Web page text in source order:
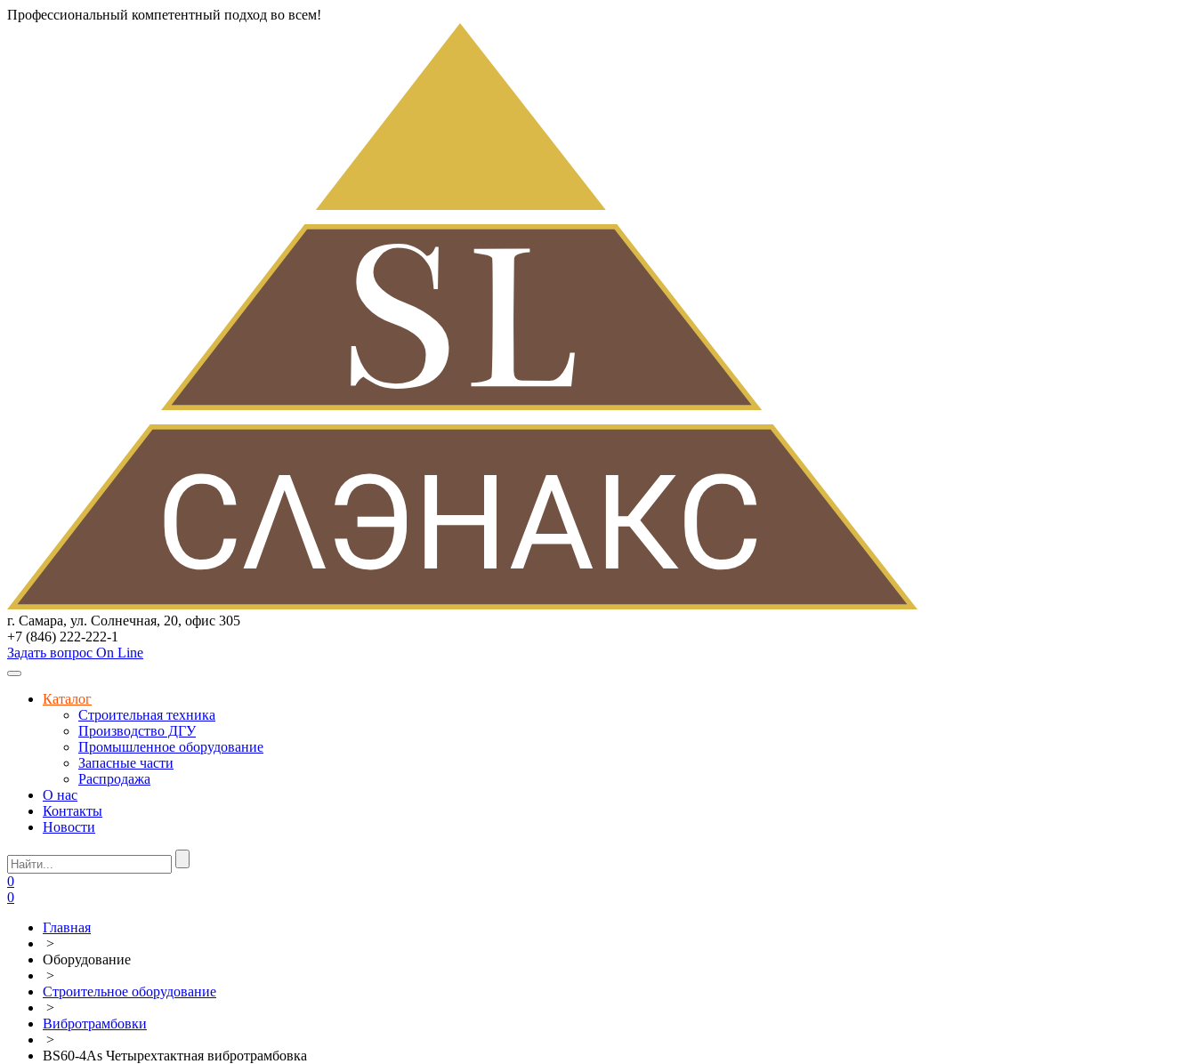
Профессиональный компетентный подход во всем!
г. Самара, ул. Солнечная, 20, офис 305
+7 (846) 222-222-1
Задать вопрос On Line
Каталог
Строительная техника
Производство ДГУ
Промышленное оборудование
Запасные части
Распродажа
О нас
Контакты
Новости
0
0
Главная
>
Оборудование
>
Строительное оборудование
>
Вибротрамбовки
>
BS60-4As Четырехтактная вибротрамбовка